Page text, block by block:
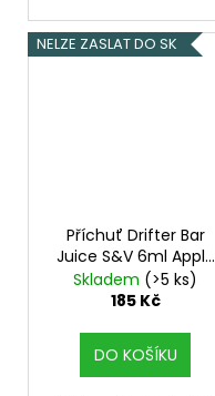
NELZE ZASLAT DO SK
Příchuť Drifter Bar
Juice S&V 6ml Apple
Peach
Skladem (>5 ks)
185 Kč
DO KOŠÍKU